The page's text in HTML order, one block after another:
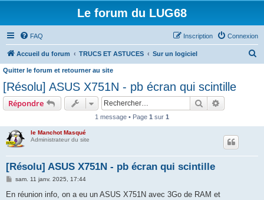
Le forum du LUG68
FAQ Connexion
Inscription
Accueil du forum TRUCS ET ASTUCES Sur un logiciel
Quitter le forum et retourner au site
[Résolu] ASUS X751N - pb écran qui scintille
Répondre Rechercher
1 message • Page 1 sur 1
le Manchot Masqué
Administrateur du site
[Résolu] ASUS X751N - pb écran qui scintille
M
s
sam. 11 janv. 2025, 17:44
En réunion info, on a eu un ASUS X751N avec 3Go de RAM et